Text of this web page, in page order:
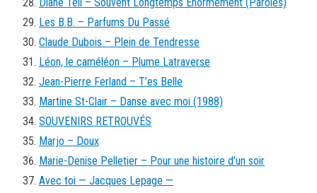
Les B.B. – Parfums Du Passé
Claude Dubois – Plein de Tendresse
Léon, le caméléon – Plume Latraverse
Jean-Pierre Ferland – T’es Belle
Martine St-Clair – Danse avec moi (1988)
SOUVENIRS RETROUVÉS
Marjo – Doux
Marie-Denise Pelletier – Pour une histoire d’un soir
Avec toi — Jacques Lepage —